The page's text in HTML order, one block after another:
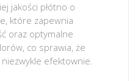
jakości płótno o
które zapewnia
oraz optymalne
co sprawia, że
efektownie.